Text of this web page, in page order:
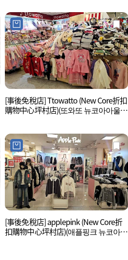
[事後免稅店] Ttowatto (New Core折扣
購物中心坪村店)(또와또 뉴코아아울렛
[事後免稅店] applepink (New Core折
扣購物中心坪村店)(애플핑크 뉴코아아